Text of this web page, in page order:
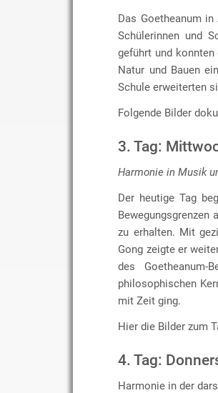
Das Goetheanum
Schülerinnen und
geführt und
Natur und Bauen
Schule erweiterten
Folgende Bilder
3. Tag:
Harmonie in Musik
Der heutige Tag
zu erhalten. Mit
Gong zeigte er
des
philosophischen
mit Zeit ging.
Hier die Bilder zum
4. Tag:
Harmonie in der